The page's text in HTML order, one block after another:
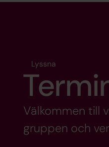
Lyssna
Välkommen till
gruppen och